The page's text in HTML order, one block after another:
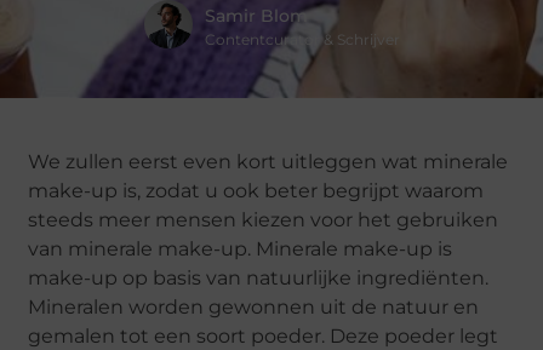
Samir Blom
Contentcurator & Schrijver
We zullen eerst even kort uitleggen wat minerale
make-up is, zodat u ook beter begrijpt waarom
steeds meer mensen kiezen voor het gebruiken
van minerale make-up. Minerale make-up is
make-up op basis van natuurlijke ingrediënten.
Mineralen worden gewonnen uit de natuur en
gemalen tot een soort poeder. Deze poeder legt